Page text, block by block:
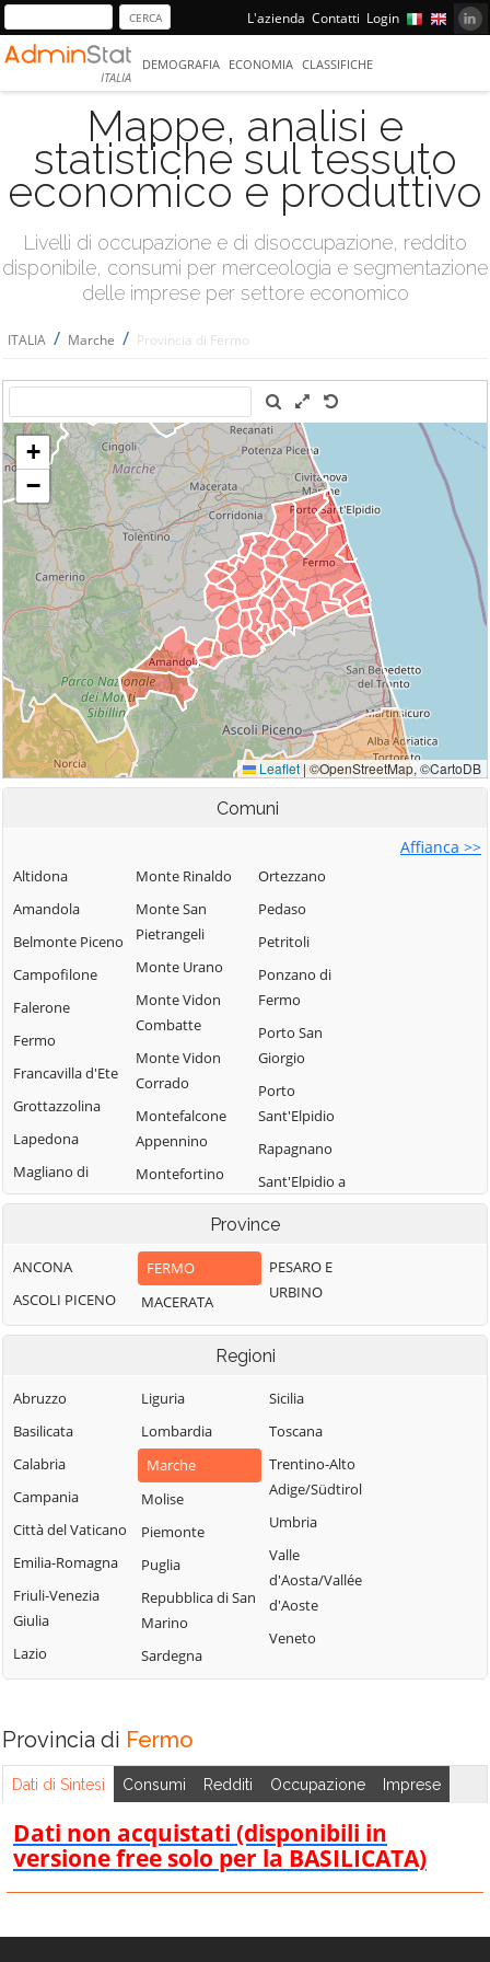
L'azienda Contatti Login
ITALIA
DEMOGRAFIA ECONOMIA CLASSIFICHE
Mappe, analisi e
statistiche sul tessuto
economico e produttivo
Livelli di occupazione e di disoccupazione, reddito
disponibile, consumi per merceologia e segmentazione
delle imprese per settore economico
ITALIA / Marche / Provincia di Fermo
Comuni
Affianca >>
Altidona
Amandola
Belmonte Piceno
Campofilone
Falerone
Fermo
Francavilla d'Ete
Grottazzolina
Lapedona
Magliano di
Tenna
Monsampietro
Monte Rinaldo
Monte San
Pietrangeli
Monte Urano
Monte Vidon
Combatte
Monte Vidon
Corrado
Montefalcone
Appennino
Montefortino
Montegiorgio
Monteleone di
Fermo
Montelparo
Monterubbiano
Montottone
Moresco
Ortezzano
Pedaso
Petritoli
Ponzano di
Fermo
Porto San
Giorgio
Porto
Sant'Elpidio
Rapagnano
Sant'Elpidio a
Mare
Matenano
Servigliano
Smerillo
Torre San
Patrizio
Province
ANCONA
ASCOLI PICENO
FERMO
MACERATA
PESARO E
URBINO
Regioni
Abruzzo
Basilicata
Calabria
Campania
Città del Vaticano
Emilia-Romagna
Friuli-Venezia
Giulia
Lazio
Liguria
Lombardia
Marche
Molise
Piemonte
Puglia
Repubblica di San
Marino
Sardegna
Sicilia
Toscana
Trentino-Alto
Adige/Südtirol
Umbria
Valle
d'Aosta/Vallée
d'Aoste
Veneto
Provincia di Fermo
Dati di Sintesi Consumi Redditi Occupazione Imprese
Dati non acquistati (disponibili in
versione free solo per la BASILICATA)